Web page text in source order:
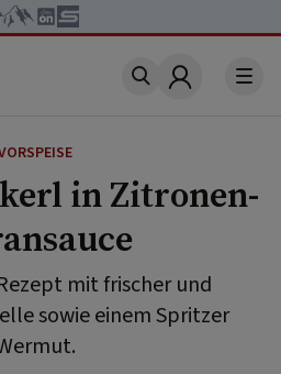
Account
in Zitronen-
mit frischer und
sowie einem Spritzer